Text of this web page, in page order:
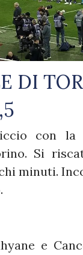
DI
con la
Si
minuti.
e